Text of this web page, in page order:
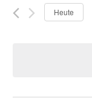
Heute